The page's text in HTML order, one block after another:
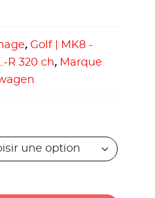
, Golf | MK8 -
R 320 ch, Marque